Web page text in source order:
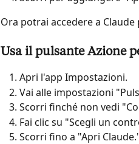
Ora potrai accedere a Claude
Usa il pulsante Azione
Apri l'app Impostazioni.
Vai alle impostazioni
Scorri finché non vedi
Fai clic su "Scegli un
Scorri fino a "Apri